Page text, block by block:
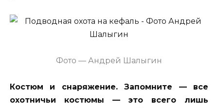
Фото — Андрей Шалыгин
Костюм и снаряжение. Запомните — все
охотничьи костюмы — это всего лишь